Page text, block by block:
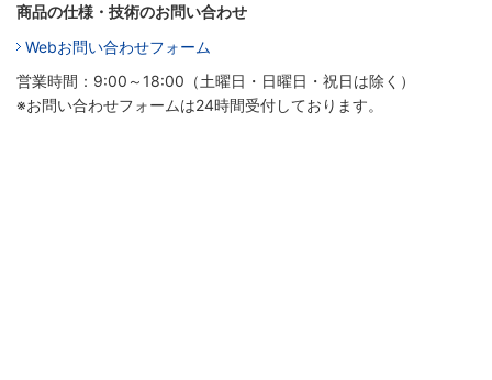
商品の仕様・技術のお問い合わせ
Webお問い合わせフォーム
営業時間：9:00～18:00（土曜日・日曜日・祝日は除く）
※お問い合わせフォームは24時間受付しております。